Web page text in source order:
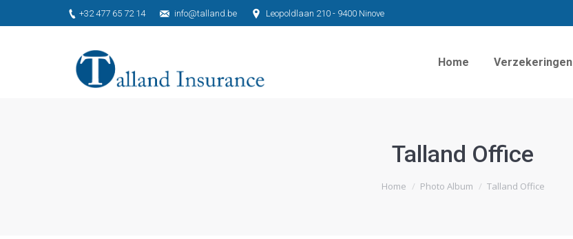
+32 477 65 72 14 info@talland.be Leopoldlaan 210 - 9400 Ninove
Home Verzekeringen
Talland Office
Home Photo Album Talland Office